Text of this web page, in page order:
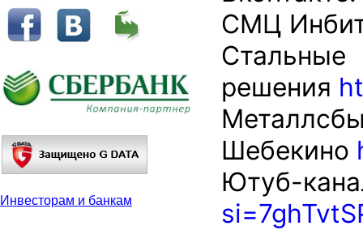
Инвесторам и банкам
СМЦ
Стальные
решения
Шебекино
Ютуб-